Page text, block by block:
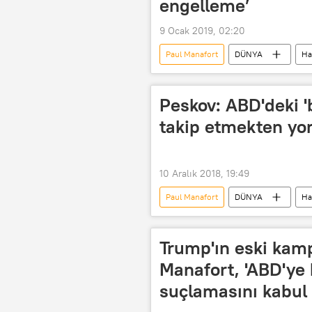
engelleme’
9 Ocak 2019, 02:20
Paul Manafort DÜNYA
Jared Kushner
Natalya
Peskov: ABD'deki
takip etmekten
10 Aralık 2018, 19:49
Paul Manafort DÜNYA
Robert Mueller
Rick Gates
Trump'ın eski
Manafort, 'ABD'ye
suçlamasını